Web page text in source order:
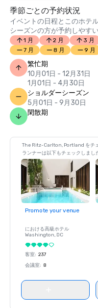
季節ごとの予約状況
イベントの日程とこのホテ
シーズンの方が予約しやす
1 月 2 月 3 月
7 月
8 月 9 月
繁忙期
10月01日 - 12月31日
1月01日 - 4月30日
ショルダーシーズン
5月01日 - 9月30日
閑散期
The Ritz-Carlton, Portland をチ
ランナーは以下もチェックしまし
Promote your venue
における高級ホテル
Washington, DC
客室: 237
会議室: 8